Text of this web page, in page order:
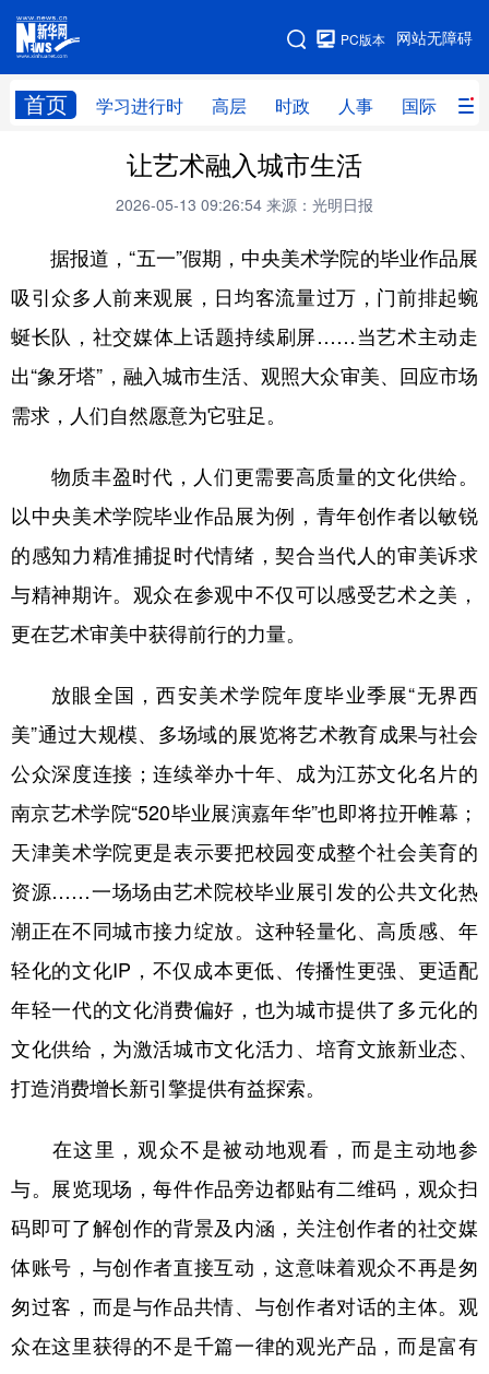
网站无障碍
PC版本
首页 学习进行时 高层 时政 人事 国际 财
网站地图
高层 时政
财经 网评
台湾 思客智库 全球连线 教育
科技 科创 量子 体育
文化 书画 健康 军事
食品 人居 信息化 数字经济
学术中国 乡村振兴 银龄 溯源中国
彩票 娱乐
北京 天津 河北 山西
吉林 上海 江苏
浙江 安徽 福建 江西
山东 河南 湖北 湖南
English Español Français عربى
Русский язык 日本語 한국어
让艺术融入城市生活
2026-05-13 09:26:54 来源：光明日报
据报道，“五一”假期，中央美术学院的毕业作品展
吸引众多人前来观展，日均客流量过万，门前排起蜿
蜒长队，社交媒体上话题持续刷屏……当艺术主动走
出“象牙塔”，融入城市生活、观照大众审美、回应市场
需求，人们自然愿意为它驻足。
物质丰盈时代，人们更需要高质量的文化供给。
以中央美术学院毕业作品展为例，青年创作者以敏锐
的感知力精准捕捉时代情绪，契合当代人的审美诉求
与精神期许。观众在参观中不仅可以感受艺术之美，
更在艺术审美中获得前行的力量。
放眼全国，西安美术学院年度毕业季展“无界西
美”通过大规模、多场域的展览将艺术教育成果与社会
公众深度连接；连续举办十年、成为江苏文化名片的
南京艺术学院“520毕业展演嘉年华”也即将拉开帷幕；
天津美术学院更是表示要把校园变成整个社会美育的
资源……一场场由艺术院校毕业展引发的公共文化热
潮正在不同城市接力绽放。这种轻量化、高质感、年
轻化的文化IP，不仅成本更低、传播性更强、更适配
年轻一代的文化消费偏好，也为城市提供了多元化的
文化供给，为激活城市文化活力、培育文旅新业态、
打造消费增长新引擎提供有益探索。
在这里，观众不是被动地观看，而是主动地参
与。展览现场，每件作品旁边都贴有二维码，观众扫
码即可了解创作的背景及内涵，关注创作者的社交媒
体账号，与创作者直接互动，这意味着观众不再是匆
匆过客，而是与作品共情、与创作者对话的主体。观
众在这里获得的不是千篇一律的观光产品，而是富有